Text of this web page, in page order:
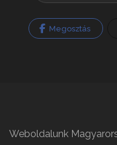
Megosztás
Weboldalunk